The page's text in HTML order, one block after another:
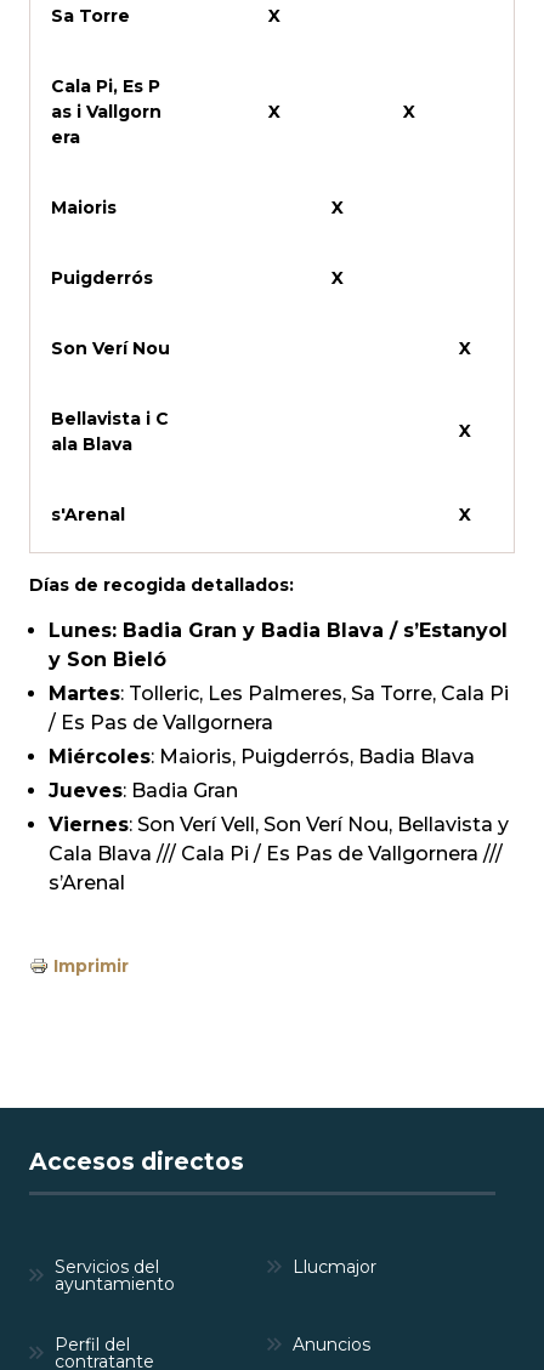
Sa Torre X
Cala Pi, Es P
as i Vallgorn
era
X X
Maioris X
Puigderrós X
Son Verí Nou X
Bellavista i C
ala Blava
X
s'Arenal X
Días de recogida detallados:
Lunes: Badia Gran y Badia Blava / s’Estanyol
y Son Bieló
Martes: Tolleric, Les Palmeres, Sa Torre, Cala Pi
/ Es Pas de Vallgornera
Miércoles: Maioris, Puigderrós, Badia Blava
Jueves: Badia Gran
Viernes: Son Verí Vell, Son Verí Nou, Bellavista y
Cala Blava /// Cala Pi / Es Pas de Vallgornera ///
s’Arenal
Imprimir
Accesos directos
Servicios del
ayuntamiento
Llucmajor
Perfil del
contratante
Anuncios